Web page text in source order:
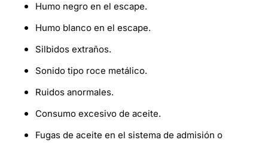
Humo negro en el escape.
Humo blanco en el escape.
Silbidos extraños.
Sonido tipo roce metálico.
Ruidos anormales.
Consumo excesivo de aceite.
Fugas de aceite en el sistema de admisión o